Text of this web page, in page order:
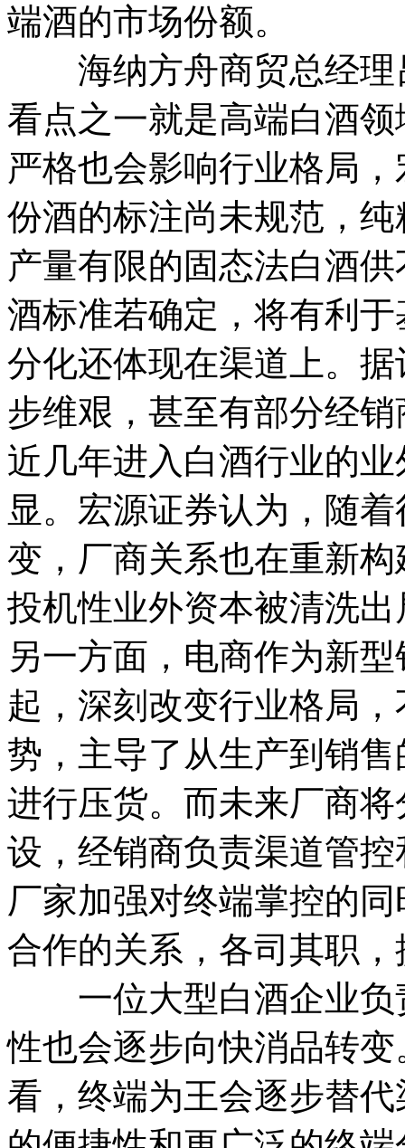
端酒的市场份额。
海纳方舟商贸总经理
看点之一就是高端白酒
严格也会影响行业格局
份酒的标注尚未规范，
产量有限的固态法白酒
酒标准若确定，将有利
分化还体现在渠道上。
步维艰，甚至有部分经
近几年进入白酒行业的
显。宏源证券认为，随
变，厂商关系也在重新
投机性业外资本被清洗
另一方面，电商作为新
起，深刻改变行业格局
势，主导了从生产到销
进行压货。而未来厂商
设，经销商负责渠道管
厂家加强对终端掌控的
合作的关系，各司其职
一位大型白酒企业负
性也会逐步向快消品转
看，终端为王会逐步替